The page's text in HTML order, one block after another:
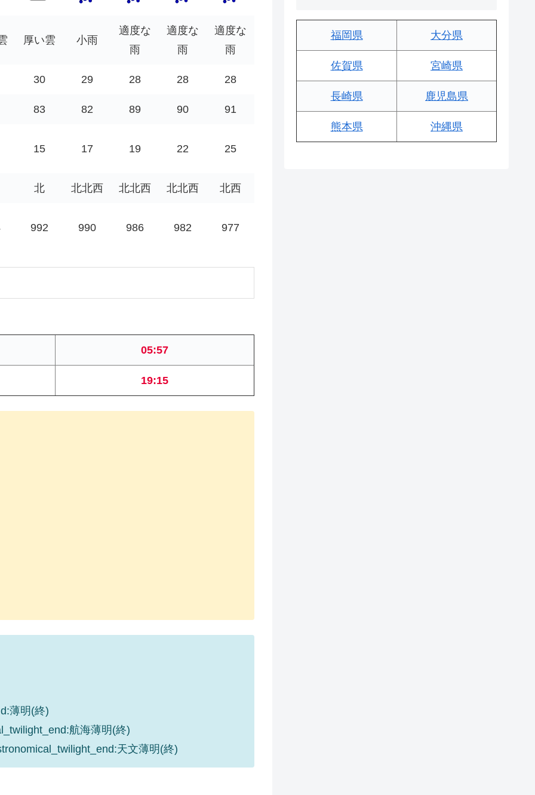
厚い雲 小雨
適度な
雨
適度な
雨
適度な
雨
30 29 28 28 28
83 82 89 90 91
15 17 19 22 25
北 北北西 北北西 北北西 北西
992 990 986 982 977
05:57
19:15
薄明(終)
航海薄明(終)
天文薄明(終)
福岡県 大分県
佐賀県 宮崎県
長崎県 鹿児島県
熊本県 沖縄県